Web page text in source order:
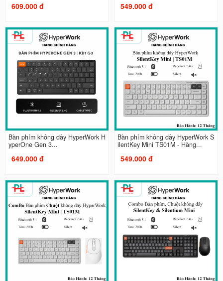
609.000 đ 549.000 đ
Bàn phím không dây HyperWork H
yperOne Gen 3...
649.000 đ
Bàn phím không dây HyperWork S
ilentKey Mini TS01M - Hàng...
549.000 đ